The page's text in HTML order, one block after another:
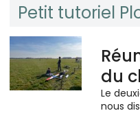
Petit tutoriel
du
Le
nous